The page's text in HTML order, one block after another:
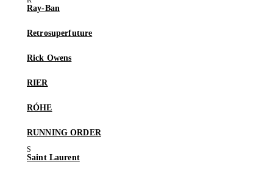
Ray-Ban
Retrosuperfuture
Rick Owens
RIER
RÓHE
RUNNING ORDER
Saint Laurent